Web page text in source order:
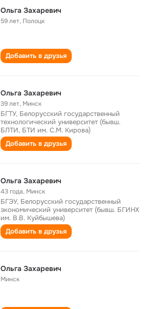
Ольга Захаревич
59 лет, Полоцк
Добавить в друзья
Ольга Захаревич
39 лет, Минск
БГТУ, Белорусский государственный
технологический университет (бывш.
БЛТИ, БТИ им. С.М. Кирова)
Добавить в друзья
Ольга Захаревич
43 года, Минск
БГЭУ, Белорусский государственный
экономический университет (бывш. БГИНХ
им. В.В. Куйбышева)
Добавить в друзья
Ольга Захаревич
Минск